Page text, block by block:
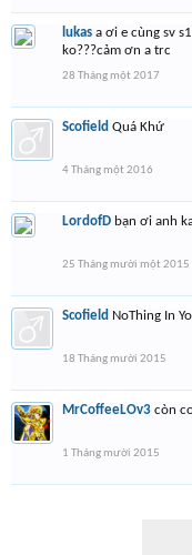
lukas a ơi e cùng sv
ko???cảm ơn a trc
28 Tháng một 2017
Scofield Quá Khứ
4 Tháng một 2016
LordofD bạn ơi anh
25 Tháng mười một 2015
Scofield NoThing In
18 Tháng mười 2015
MrCoffeeLOv3 còn
1 Tháng mười 2015